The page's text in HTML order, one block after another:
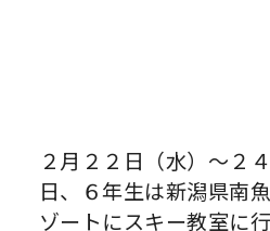
２月２２日（水）～２
日、６年生は新潟県南
ゾートにスキー教室に